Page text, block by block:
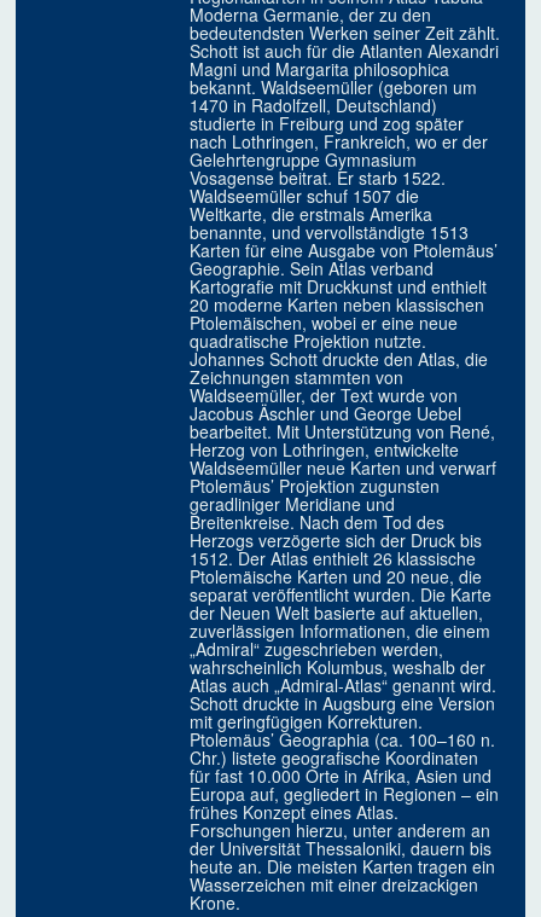
Moderna Germanie, der zu den
bedeutendsten Werken seiner Zeit zählt.
Schott ist auch für die Atlanten Alexandri
Magni und Margarita philosophica
bekannt. Waldseemüller (geboren um
1470 in Radolfzell, Deutschland)
studierte in Freiburg und zog später
nach Lothringen, Frankreich, wo er der
Gelehrtengruppe Gymnasium
Vosagense beitrat. Er starb 1522.
Waldseemüller schuf 1507 die
Weltkarte, die erstmals Amerika
benannte, und vervollständigte 1513
Karten für eine Ausgabe von Ptolemäus’
Geographie. Sein Atlas verband
Kartografie mit Druckkunst und enthielt
20 moderne Karten neben klassischen
Ptolemäischen, wobei er eine neue
quadratische Projektion nutzte.
Johannes Schott druckte den Atlas, die
Zeichnungen stammten von
Waldseemüller, der Text wurde von
Jacobus Äschler und George Uebel
bearbeitet. Mit Unterstützung von René,
Herzog von Lothringen, entwickelte
Waldseemüller neue Karten und verwarf
Ptolemäus’ Projektion zugunsten
geradliniger Meridiane und
Breitenkreise. Nach dem Tod des
Herzogs verzögerte sich der Druck bis
1512. Der Atlas enthielt 26 klassische
Ptolemäische Karten und 20 neue, die
separat veröffentlicht wurden. Die Karte
der Neuen Welt basierte auf aktuellen,
zuverlässigen Informationen, die einem
„Admiral“ zugeschrieben werden,
wahrscheinlich Kolumbus, weshalb der
Atlas auch „Admiral-Atlas“ genannt wird.
Schott druckte in Augsburg eine Version
mit geringfügigen Korrekturen.
Ptolemäus’ Geographia (ca. 100–160 n.
Chr.) listete geografische Koordinaten
für fast 10.000 Orte in Afrika, Asien und
Europa auf, gegliedert in Regionen – ein
frühes Konzept eines Atlas.
Forschungen hierzu, unter anderem an
der Universität Thessaloniki, dauern bis
heute an. Die meisten Karten tragen ein
Wasserzeichen mit einer dreizackigen
Krone.